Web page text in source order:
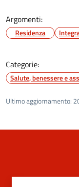
Argomenti:
Residenza
Categorie:
Salute, benessere e
Ultimo aggiornamento: